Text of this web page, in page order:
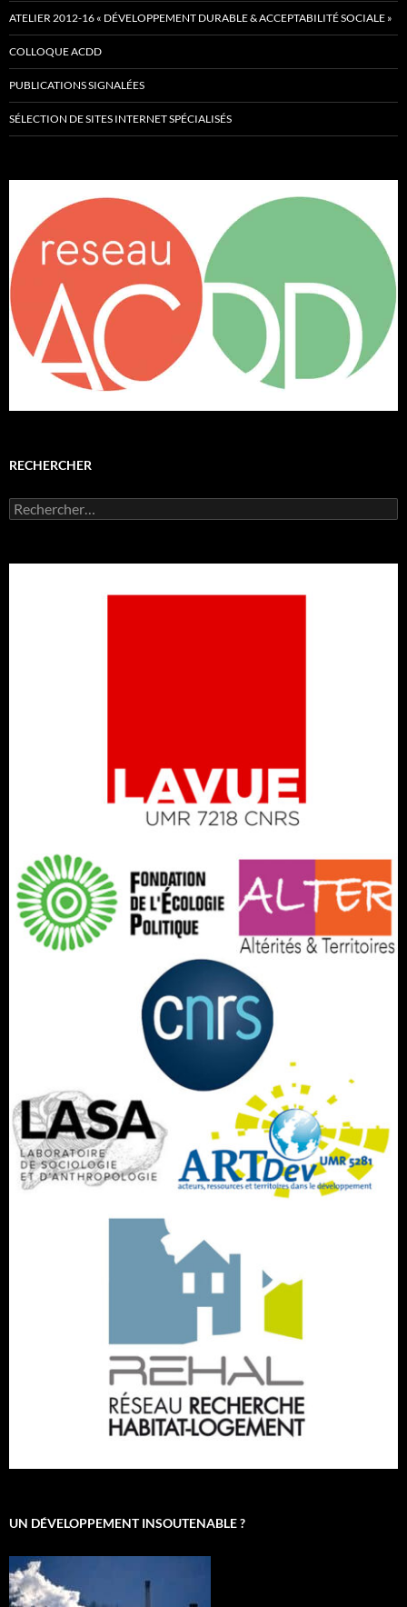
ATELIER 2012-16 « DÉVELOPPEMENT DURABLE & ACCEPTABILITÉ SOCIALE »
COLLOQUE ACDD
PUBLICATIONS SIGNALÉES
SÉLECTION DE SITES INTERNET SPÉCIALISÉS
RECHERCHER
Rechercher :
UN DÉVELOPPEMENT INSOUTENABLE ?